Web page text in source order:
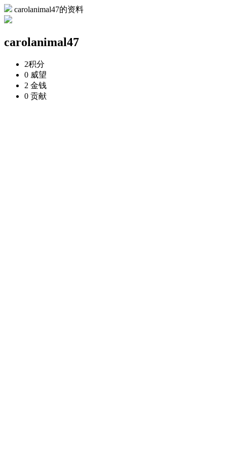
carolanimal47的资料
carolanimal47
2积分
0 威望
2 金钱
0 贡献